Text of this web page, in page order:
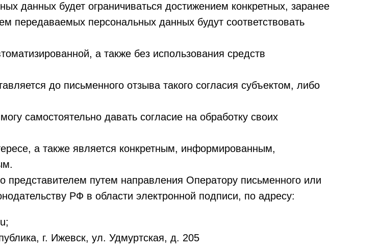
данных будет ограничиваться достижением конкретных, заранее
передаваемых персональных данных будут соответствовать
а также без использования средств
до письменного отзыва такого согласия субъектом, либо
самостоятельно давать согласие на обработку своих
а также является конкретным, информированным,
представителем путем направления Оператору письменного или
РФ в области электронной подписи, по адресу:
г. Ижевск, ул. Удмуртская, д. 205